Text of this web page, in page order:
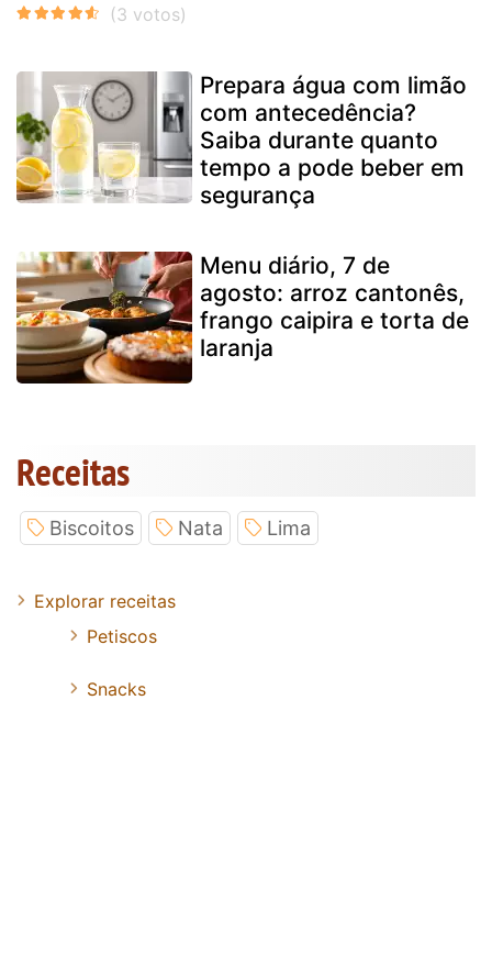
Prepara água com limão
com antecedência?
Saiba durante quanto
tempo a pode beber em
segurança
Menu diário, 7 de
agosto: arroz cantonês,
frango caipira e torta de
laranja
Receitas
Biscoitos Nata Lima
Explorar receitas
Petiscos
Snacks